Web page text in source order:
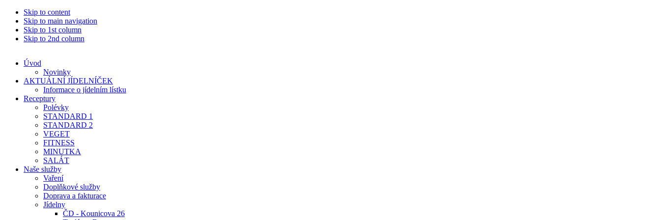
Skip to content
Skip to main navigation
Skip to 1st column
Skip to 2nd column
Úvod
Novinky
AKTUÁLNÍ JÍDELNÍČEK
Informace o jídelním lístku
Receptury
Polévky
STANDARD 1
STANDARD 2
VEGET
FITNESS
MINUTKA
SALÁT
Naše služby
Vaření
Doplňkové služby
Doprava a fakturace
Jídelny
ČD - Kounicova 26